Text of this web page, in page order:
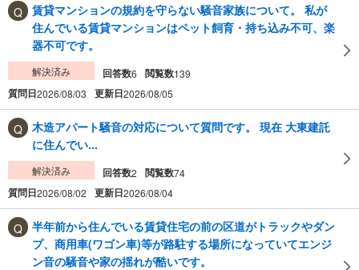
賃貸マンションの規約を守らない騒音家族について。 私が
住んでいる賃貸マンションはペット飼育・持ち込み不可、楽
器不可です。
解決済み 回答数6 閲覧数139
質問日2026/08/03 更新日2026/08/05
木造アパート騒音の対応について質問です。 現在 大東建託
に住んでい...
解決済み 回答数2 閲覧数74
質問日2026/08/02 更新日2026/08/04
半年前から住んでいる賃貸住宅の前の区道がトラックやダン
プ、商用車(ワゴン車)等が路駐する場所になっていてエンジ
ン音の騒音や家の揺れが酷いです。